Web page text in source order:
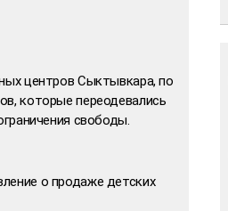
центров Сыктывкара, по
которые переодевались
свободы.
о продаже детских